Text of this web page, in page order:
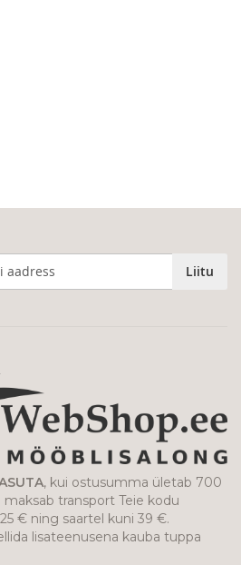
Liitu
, kui ostusumma ületab 700
transport Teie kodu
€ ning saartel kuni 39 €.
lisateenusena kauba tuppa